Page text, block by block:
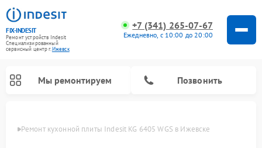
FIX-INDESIT
Ремонт устройств Indesit
Специализированный
cервисный центр г.Ижевск
+7 (341) 265-07-67
Ежедневно, с 10:00 до 20:00
Мы ремонтируем Позвонить
Ремонт кухонной плиты Indesit KG 6405 WGS в Ижевске